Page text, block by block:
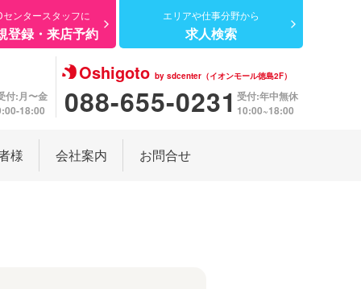
エリアや仕事分野から
求人検索
センタースタッフに
登録・来店予約
付:月〜金
18:00
Oshigotoby sdcenter（イオンモール徳島2F）
088-655-0231受付:年中無休
10:00~18:00
様 会社案内 お問合せ